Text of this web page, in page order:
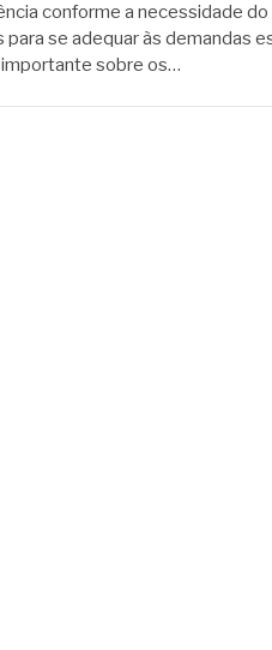
conforme a necessidade
para se adequar às demandas
sobre os…